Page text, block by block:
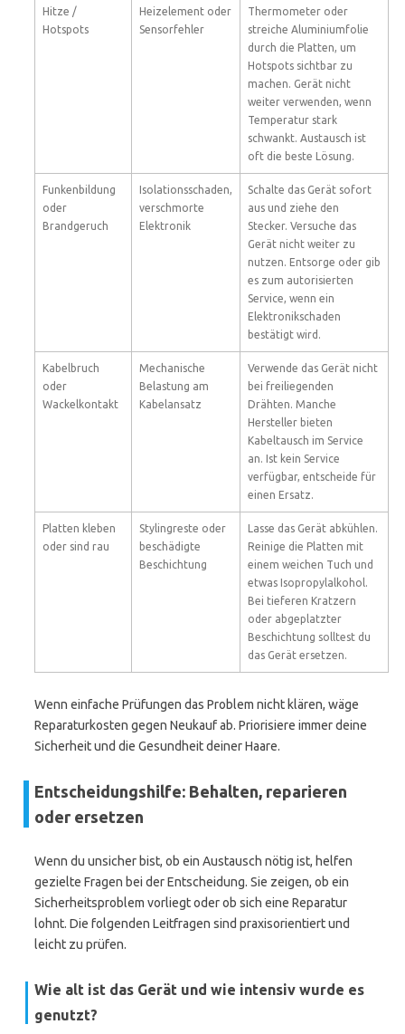
Hitze /
Hotspots
Heizelement oder
Sensorfehler
Thermometer oder
streiche Aluminiumfolie
durch die Platten, um
Hotspots sichtbar zu
machen. Gerät nicht
weiter verwenden, wenn
Temperatur stark
schwankt. Austausch ist
oft die beste Lösung.
Funkenbildung
oder
Brandgeruch
Isolationsschaden,
verschmorte
Elektronik
Schalte das Gerät sofort
aus und ziehe den
Stecker. Versuche das
Gerät nicht weiter zu
nutzen. Entsorge oder gib
es zum autorisierten
Service, wenn ein
Elektronikschaden
bestätigt wird.
Kabelbruch
oder
Wackelkontakt
Mechanische
Belastung am
Kabelansatz
Verwende das Gerät nicht
bei freiliegenden
Drähten. Manche
Hersteller bieten
Kabeltausch im Service
an. Ist kein Service
verfügbar, entscheide für
einen Ersatz.
Platten kleben
oder sind rau
Stylingreste oder
beschädigte
Beschichtung
Lasse das Gerät abkühlen.
Reinige die Platten mit
einem weichen Tuch und
etwas Isopropylalkohol.
Bei tieferen Kratzern
oder abgeplatzter
Beschichtung solltest du
das Gerät ersetzen.
Wenn einfache Prüfungen das Problem nicht klären, wäge
Reparaturkosten gegen Neukauf ab. Priorisiere immer deine
Sicherheit und die Gesundheit deiner Haare.
Entscheidungshilfe: Behalten, reparieren
oder ersetzen
Wenn du unsicher bist, ob ein Austausch nötig ist, helfen
gezielte Fragen bei der Entscheidung. Sie zeigen, ob ein
Sicherheitsproblem vorliegt oder ob sich eine Reparatur
lohnt. Die folgenden Leitfragen sind praxisorientiert und
leicht zu prüfen.
Wie alt ist das Gerät und wie intensiv wurde es
genutzt?